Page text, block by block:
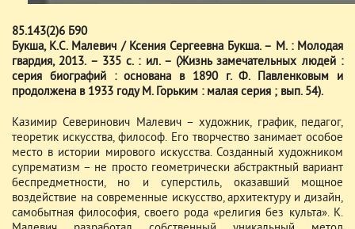
85.143(2)6 Б90
Букша, К.С. Малевич / Ксения Сергеевна Букша. – М. : Молодая
гвардия, 2013. – 335 с. : ил. – (Жизнь замечательных людей :
серия биографий : основана в 1890 г. Ф. Павленковым и
продолжена в 1933 году М. Горьким : малая серия ; вып. 54).
Казимир Северинович Малевич – художник, график, педагог,
теоретик искусства, философ. Его творчество занимает особое
место в истории мирового искусства. Созданный художником
супрематизм – не просто геометрически абстрактный вариант
беспредметности, но и суперстиль, оказавший мощное
воздействие на современные искусство, архитектуру и дизайн,
самобытная философия, своего рода «религия без культа». К.